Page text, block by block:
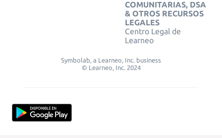
COMUNITARIAS, DSA
& OTROS RECURSOS
LEGALES
Centro Legal de
Learneo
Symbolab, a Learneo, Inc. business
© Learneo, Inc. 2024